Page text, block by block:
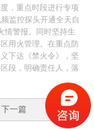
，重点时段进行专项
监控探头开通全天自
情警报。同时坚持生
用火管理。在重点防
下达《禁火令》，坚
段，明确责任人，落
下一篇